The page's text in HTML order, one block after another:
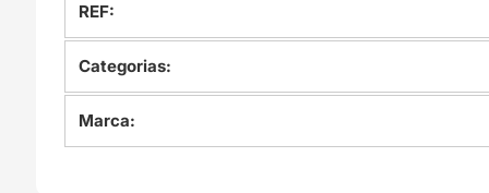
REF:
Categorias:
Marca: